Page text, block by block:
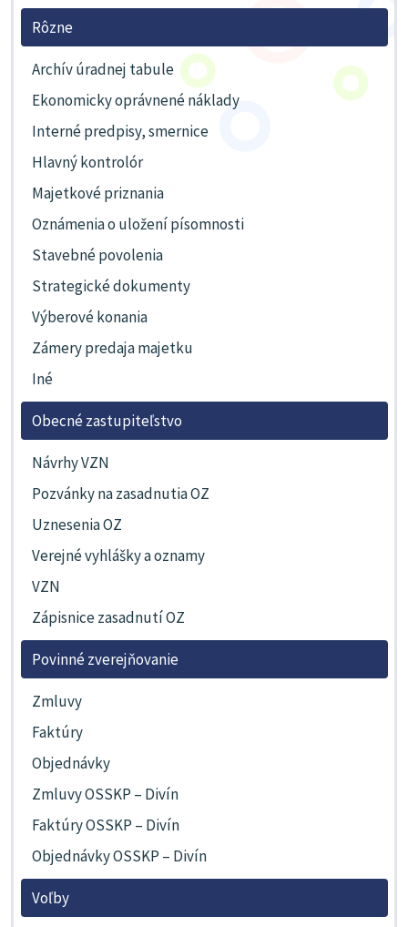
Rôzne
Archív úradnej tabule
Ekonomicky oprávnené náklady
Interné predpisy, smernice
Hlavný kontrolór
Majetkové priznania
Oznámenia o uložení písomnosti
Stavebné povolenia
Strategické dokumenty
Výberové konania
Zámery predaja majetku
Iné
Obecné zastupiteľstvo
Návrhy VZN
Pozvánky na zasadnutia OZ
Uznesenia OZ
Verejné vyhlášky a oznamy
VZN
Zápisnice zasadnutí OZ
Povinné zverejňovanie
Zmluvy
Faktúry
Objednávky
Zmluvy OSSKP – Divín
Faktúry OSSKP – Divín
Objednávky OSSKP – Divín
Voľby